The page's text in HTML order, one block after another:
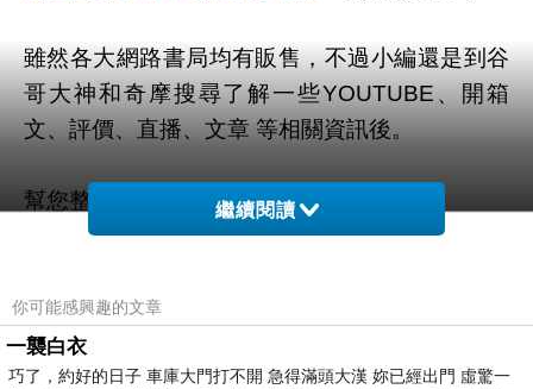
雖然各大網路書局均有販售，不過小編還是到谷
哥大神和奇摩搜尋了解一些YOUTUBE、開箱
文、評價、直播、文章 等相關資訊後。
幫您整理出來在 " 這裡" 最優惠啦。
的優惠折扣訊息啦~
繼續閱讀
你可能感興趣的文章
一襲白衣
巧了，約好的日子 車庫大門打不開 急得滿頭大漢 妳已經出門 虛驚一